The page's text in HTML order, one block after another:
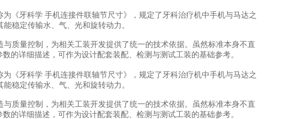
《牙科学 手机连接件联轴节尺寸》，规定了牙科治疗机中手机与马达之
稳定传输水、气、光和旋转动力。
质量控制，为相关工装开发提供了统一的技术依据。虽然标准本身不直
的详细描述，可作为设计配套‌装配、检测与测试工装‌的基础参考。
《牙科学 手机连接件联轴节尺寸》，规定了牙科治疗机中手机与马达之
稳定传输水、气、光和旋转动力。
质量控制，为相关工装开发提供了统一的技术依据。虽然标准本身不直
的详细描述，可作为设计配套‌装配、检测与测试工装‌的基础参考。